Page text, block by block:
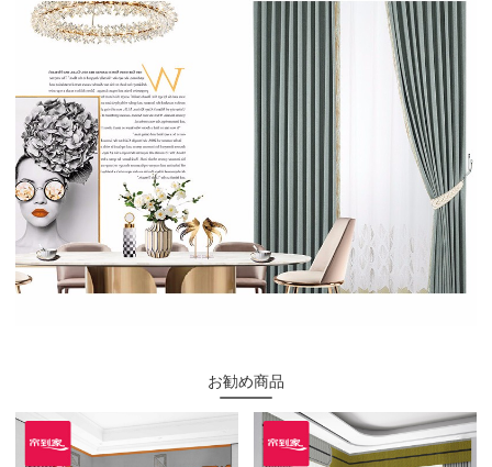
お勧め商品